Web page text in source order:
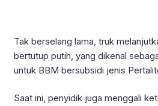
Tak berselang lama, truk
bertutup putih, yang dikenal
untuk BBM bersubsidi jenis
Saat ini, penyidik juga menggali